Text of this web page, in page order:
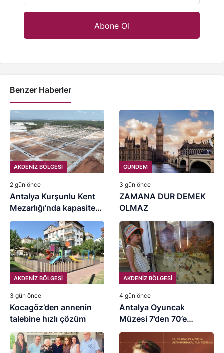
Benzer Haberler
AKDENİZ BÖLGESİ
2 gün önce
Antalya Kurşunlu Kent
Mezarlığı’nda kapasite
artırımı
GÜNDEM
3 gün önce
ZAMANA DUR DEMEK
OLMAZ
AKDENİZ BÖLGESİ
3 gün önce
Kocagöz’den annenin
talebine hızlı çözüm
AKDENİZ BÖLGESİ
4 gün önce
Antalya Oyuncak
Müzesi 7’den 70’e
ziyaretçilerini ağırlıyor